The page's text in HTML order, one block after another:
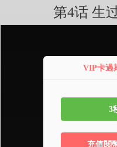
第4话 生
VIP卡過
3
充值閱